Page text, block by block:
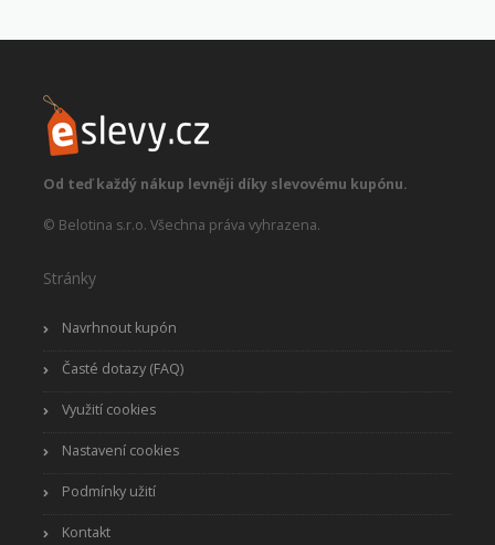
Od teď každý nákup levněji díky slevovému kupónu.
© Belotina s.r.o. Všechna práva vyhrazena.
Stránky
Navrhnout kupón
Časté dotazy (FAQ)
Využití cookies
Nastavení cookies
Podmínky užití
Kontakt